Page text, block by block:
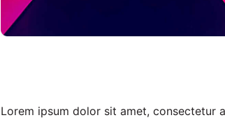
Lorem ipsum dolor sit amet, consectetur